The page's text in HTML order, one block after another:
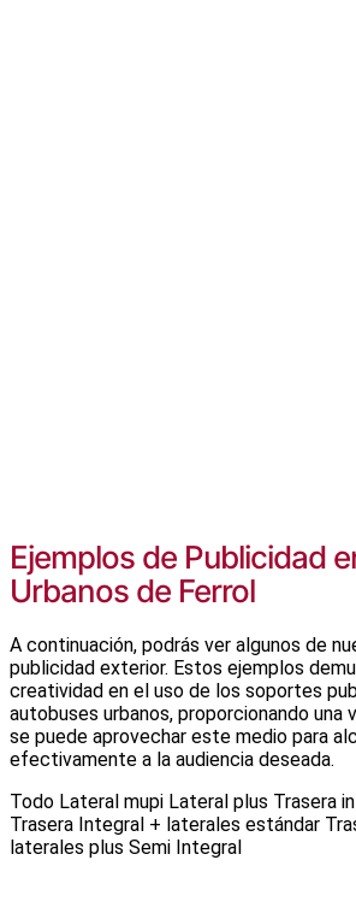
Ejemplos de Publicidad
Urbanos de Ferrol
A continuación, podrás ver algunos de
publicidad exterior. Estos ejemplos
creatividad en el uso de los soportes
autobuses urbanos, proporcionando una
se puede aprovechar este medio para
efectivamente a la audiencia deseada.
Todo Lateral mupi Lateral plus Trasera
Trasera Integral + laterales estándar
laterales plus Semi Integral